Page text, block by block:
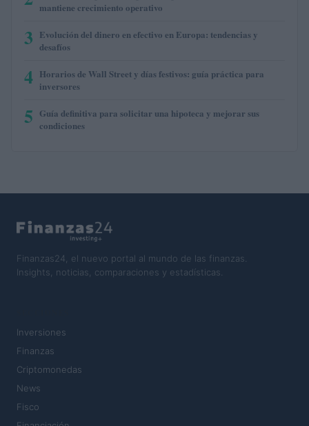
mantiene crecimiento operativo
3 Evolución del dinero en efectivo en Europa: tendencias y
desafíos
4 Horarios de Wall Street y días festivos: guía práctica para
inversores
5 Guía definitiva para solicitar una hipoteca y mejorar sus
condiciones
Finanzas24, el nuevo portal al mundo de las finanzas.
Insights, noticias, comparaciones y estadísticas.
Inversiones
Finanzas
Criptomonedas
News
Fisco